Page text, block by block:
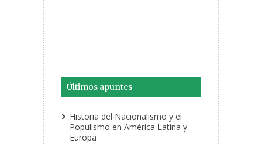
Últimos apuntes
Historia del Nacionalismo y el
Populismo en América Latina y
Europa